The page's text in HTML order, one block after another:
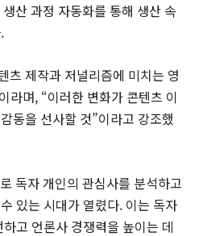
산 과정 자동화를 통해 생산 속
츠 제작과 저널리즘에 미치는 영
라며, “이러한 변화가 콘텐츠 이
동을 선사할 것”이라고 강조했
독자 개인의 관심사를 분석하고
있는 시대가 열렸다. 이는 독자
고 언론사 경쟁력을 높이는 데